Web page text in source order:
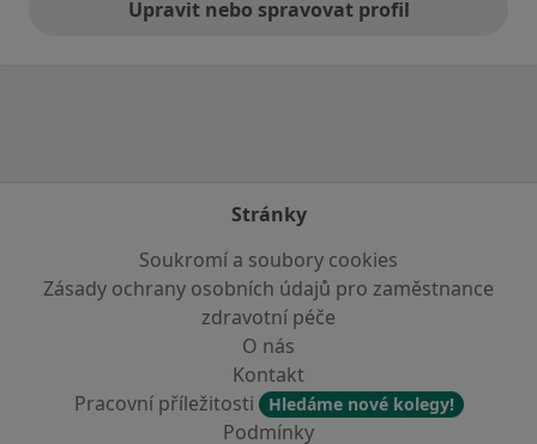
Upravit nebo spravovat profil
Stránky
Soukromí a soubory cookies
Zásady ochrany osobních údajů pro zaměstnance
zdravotní péče
O nás
Kontakt
Pracovní příležitosti
Hledáme nové kolegy!
Podmínky